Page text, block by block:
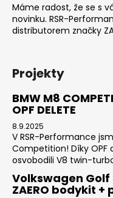
Máme radost, že se s
novinku. RSR-
distributorem značky
Projekty
BMW M8
OPF DELETE
8.9.2025
V RSR-Performance
Competition! Díky OPF
osvobodili V8 twin-
Volkswagen Golf
ZAERO bodykit